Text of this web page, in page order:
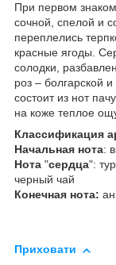
При первом
сочной, спелой и
переплелись
красные ягоды.
солодки,
роз – болгарской
состоит из нот
на коже теплое
Классификация
Начальная нота:
Нота "сердца":
черный чай
Конечная нота:
Приховати